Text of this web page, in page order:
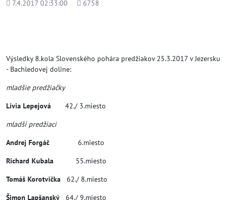
Pridané
7.4.2017 02:33:00
Počet
6758
Výsledky 8.kola Slovenského pohára predžiakov 25.3.2017 v Jezersku
- Bachledovej doline:
mladšie predžiačky
Lívia Lepejová 42./ 3.miesto
mladší predžiaci
Andrej Forgáč 6.miesto
Richard Kubala 55.miesto
Tomáš Korotvička
62./ 8.miesto
Šimon Lapšanský 64./ 9.miesto